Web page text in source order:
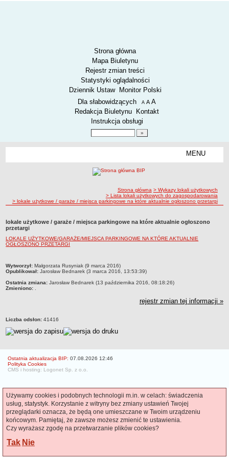
Strona główna
Mapa Biuletynu
Rejestr zmian treści
Statystyki oglądalności
Dziennik Ustaw
Monitor Polski
Menu dodatkowe
Dla słabowidzących A pomniejsz czcionkę
A standardowy rozmiar czcionki
A
Redakcja Biuletynu
Kontakt
Instrukcja obsługi
MENU
SPOSÓB PRZYJMOWANIA I ZAŁATWIANIA SPRAW
RODO.
O ZZK
Czym się zajmujemy
Kierownictwo Zarządu Zasobu Komunalnego
Deklaracja dostępności
nazwa
BIURA OBSŁUGI KLIENTA
ZAMÓWIENIA PUBLICZNE
Zamówienia bez procedury PZP - platforma elektroniczna
Zamówienia zgodne z procedurą PZP - platforma elektroniczna
Archiwalne - Zamówiena zgodne z procedurą PZP
Archiwalne - Zamówienia zgodne z procedurą PZP sprzed
01.03.2016
ścieżka nawigacji
Strona główna > Wykazy lokali użytkowych
> Lista lokali użytkowych do zagospodarowania
> lokale użytkowe / garaże / miejsca parkingowe na które aktualnie ogłoszono przetargi
lokale użytkowe / garaże / miejsca parkingowe na które aktualnie ogłoszono
przetargi
LOKALE UŻYTKOWE/GARAŻE/MIEJSCA PARKINGOWE NA KTÓRE AKTUALNIE
OGŁOSZONO PRZETARGI
metryczka
Wytworzył: Małgorzata Rusyniak (9 marca 2016)
Opublikował: Jarosław Bednarek (3 marca 2016, 13:53:39)
Ostatnia zmiana: Jarosław Bednarek (13 października 2016, 08:18:26)
Zmieniono: .
rejestr zmian tej informacji »
Liczba odsłon: 41416
Ostatnia aktualizacja BIP: 07.08.2026 12:46
Polityka Cookies
CMS i hosting: Logonet Sp. z o.o.
Używamy cookies i podobnych technologii m.in. w celach: świadczenia
usług, statystyk. Korzystanie z witryny bez zmiany ustawień Twojej
przeglądarki oznacza, że będą one umieszczane w Twoim urządzeniu
końcowym. Pamiętaj, że zawsze możesz zmienić te ustawienia.
Czy wyrażasz zgodę na przetwarzanie plików cookies?
Tak Nie